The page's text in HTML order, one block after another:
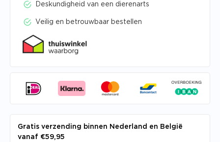
Deskundigheid van een dierenarts
Veilig en betrouwbaar bestellen
Gratis verzending binnen Nederland en België
vanaf €59,95